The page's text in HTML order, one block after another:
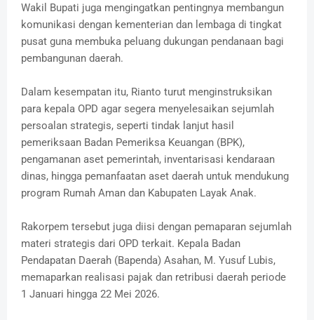
Wakil Bupati juga mengingatkan pentingnya membangun
komunikasi dengan kementerian dan lembaga di tingkat
pusat guna membuka peluang dukungan pendanaan bagi
pembangunan daerah.
Dalam kesempatan itu, Rianto turut menginstruksikan
para kepala OPD agar segera menyelesaikan sejumlah
persoalan strategis, seperti tindak lanjut hasil
pemeriksaan Badan Pemeriksa Keuangan (BPK),
pengamanan aset pemerintah, inventarisasi kendaraan
dinas, hingga pemanfaatan aset daerah untuk mendukung
program Rumah Aman dan Kabupaten Layak Anak.
Rakorpem tersebut juga diisi dengan pemaparan sejumlah
materi strategis dari OPD terkait. Kepala Badan
Pendapatan Daerah (Bapenda) Asahan, M. Yusuf Lubis,
memaparkan realisasi pajak dan retribusi daerah periode
1 Januari hingga 22 Mei 2026.